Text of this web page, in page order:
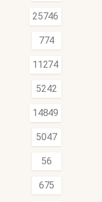
25746
774
11274
5242
14849
5047
56
675